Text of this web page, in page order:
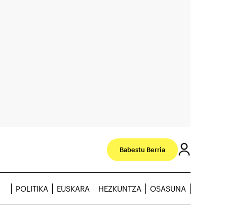
Babestu Berria
POLITIKA EUSKARA HEZKUNTZA OSASUNA